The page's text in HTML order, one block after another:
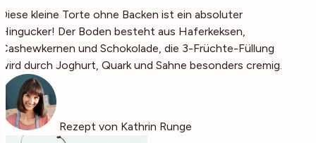
Diese kleine Torte ohne Backen ist ein absoluter
Hingucker! Der Boden besteht aus Haferkeksen,
Cashewkernen und Schokolade, die 3-Früchte-Füllung
wird durch Joghurt, Quark und Sahne besonders cremig.
Rezept von Kathrin Runge